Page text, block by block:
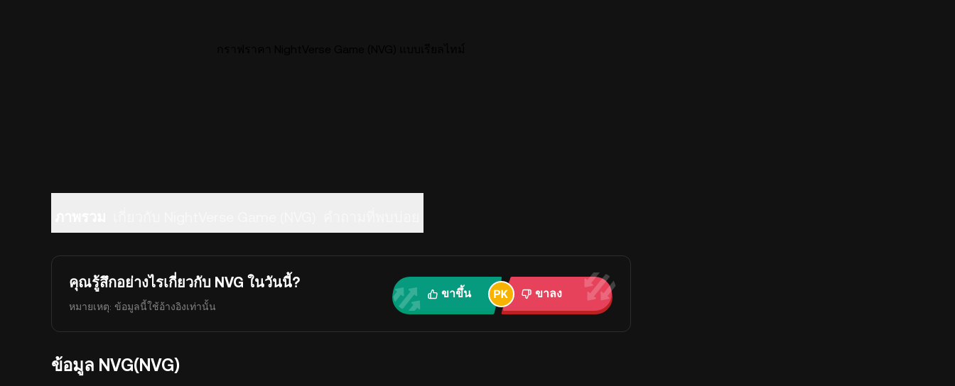
คุณรู้สึกอย่างไรเกี่ยวกับ NVG ในวันนี้?
หมายเหตุ: ข้อมูลนี้ใช้อ้างอิงเท่านั้น
ขาขึ้น ขาลง
ข้อมูล NVG(NVG)